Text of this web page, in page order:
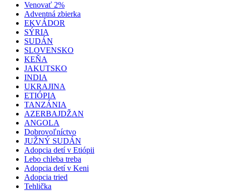
Venovať 2%
Adventná zbierka
EKVÁDOR
SÝRIA
SUDÁN
SLOVENSKO
KEŇA
JAKUTSKO
INDIA
UKRAJINA
ETIÓPIA
TANZÁNIA
AZERBAJDŽAN
ANGOLA
Dobrovoľníctvo
JUŽNÝ SUDÁN
Adopcia detí v Etiópii
Lebo chleba treba
Adopcia detí v Keni
Adopcia tried
Tehlička